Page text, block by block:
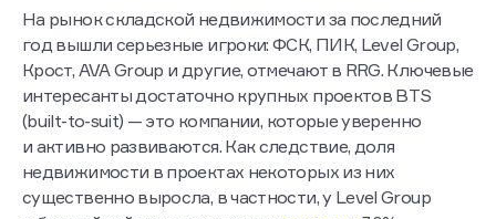
На рынок складской недвижимости за последний
год вышли серьезные игроки: ФСК, ПИК, Level Group,
Крост, AVA Group и другие, отмечают в RRG. Ключевые
интересанты достаточно крупных проектов BTS
(built-to-suit) — это компании, которые уверенно
и активно развиваются. Как следствие, доля
недвижимости в проектах некоторых из них